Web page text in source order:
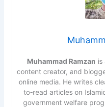
Muhammad Ramzan is
content creator, and
online media. He writes
to-read articles on
government welfare